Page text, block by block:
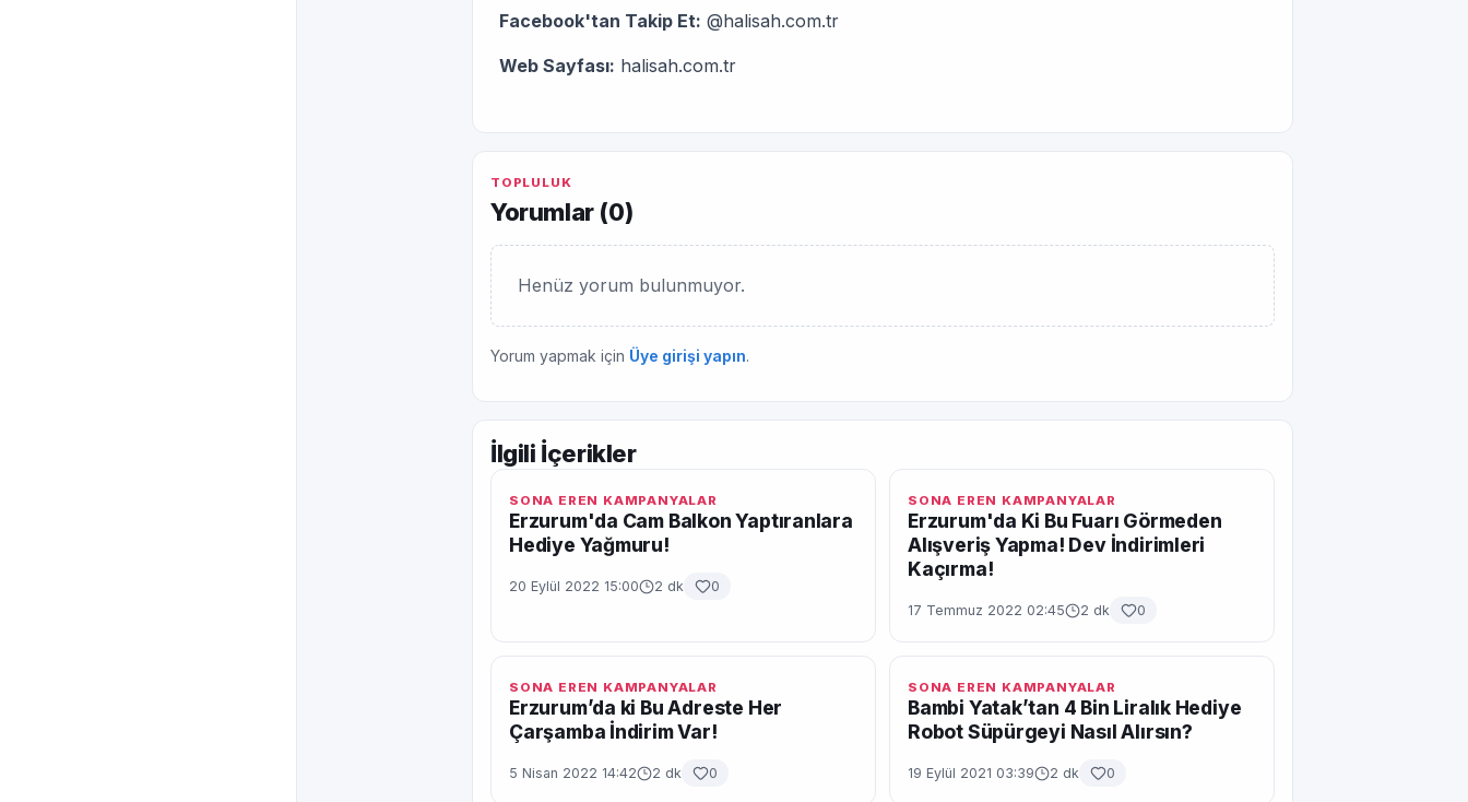
Facebook'tan Takip Et: @halisah.com.tr
Web Sayfası: halisah.com.tr
TOPLULUK
Yorumlar (0)
Henüz yorum bulunmuyor.
Yorum yapmak için Üye girişi yapın.
İlgili İçerikler
SONA EREN KAMPANYALAR
Erzurum'da Cam Balkon Yaptıranlara
Hediye Yağmuru!
20 Eylül 2022 15:00 2 dk 0
SONA EREN KAMPANYALAR
Erzurum'da Ki Bu Fuarı Görmeden
Alışveriş Yapma! Dev İndirimleri
Kaçırma!
17 Temmuz 2022 02:45 2 dk 0
SONA EREN KAMPANYALAR
Erzurum’da ki Bu Adreste Her
Çarşamba İndirim Var!
5 Nisan 2022 14:42 2 dk 0
SONA EREN KAMPANYALAR
Bambi Yatak’tan 4 Bin Liralık Hediye
Robot Süpürgeyi Nasıl Alırsın?
19 Eylül 2021 03:39 2 dk 0